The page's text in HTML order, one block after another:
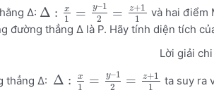
Δ: Δ : x
1 = y–1
2
= z+1
1
và hai điểm
đường thẳng Δ là P. Hãy tính diện tích
Lời giải
thẳng Δ: Δ : x
1 = y–1
2
= z+1
1
ta suy ra